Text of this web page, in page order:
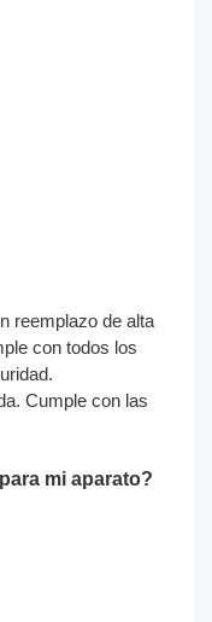
reemplazo de alta
con todos los
Cumple con las
mi aparato?